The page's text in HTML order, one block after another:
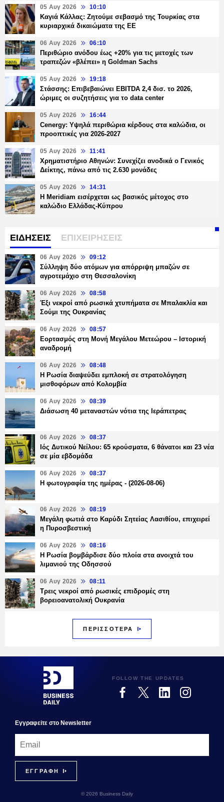
05 Αυγ 2026 10:10
Καγιά Κάλλας: Ζητούμε σεβασμό της Τουρκίας στα
κυριαρχικά δικαιώματα της ΕΕ
06 Αυγ 2026 06:10
Περιθώριο ανόδου έως +20% για τις μετοχές των
τραπεζών «βλέπει» η Goldman Sachs
05 Αυγ 2026 19:18
Στάσσης: Επιβεβαιώνει EBITDA 2,4 δισ. το 2026,
ώριμες οι συζητήσεις για το data center
05 Αυγ 2026 16:44
Cenergy: Υψηλά περιθώρια κέρδους στα καλώδια, οι
προοπτικές για 2026-2027
05 Αυγ 2026 11:41
Χρηματιστήριο Αθηνών: Συνεχίζει ανοδικά ο Γενικός
Δείκτης, πάνω από τις 2.630 μονάδες
05 Αυγ 2026 14:31
Η Meridiam εισέρχεται ως βασικός μέτοχος στο
καλώδιο Ελλάδας-Κύπρου
ΕΙΔΗΣΕΙΣ ΕΠΙΧΕΙΡΗΣΕΙΣ
06 Αυγ 2026 09:12
Σύλληψη δύο ατόμων για απόρριψη μπαζών σε
αγροτεμάχιο στη Θεσσαλονίκη
06 Αυγ 2026 08:58
Έξι νεκροί από ρωσικά χτυπήματα σε Μπαλακλία και
Σούμι της Ουκρανίας
06 Αυγ 2026 08:57
Εορτασμός στη Μονή Μεγάλου Μετεώρου – Ιστορική
αναδρομή
06 Αυγ 2026 08:48
Η Ρωσία διαψεύδει εμπλοκή σε στρατολόγηση
μισθοφόρων από Κολομβία
06 Αυγ 2026 08:39
Διάσωση 40 μεταναστών νότια της Ιεράπετρας
06 Αυγ 2026 08:37
Ιός Δυτικού Νείλου: 65 κρούσματα, 6 θάνατοι και 23 νέα
σε μία εβδομάδα
06 Αυγ 2026 08:37
Η φωτογραφία της ημέρας - (2026-08-06)
06 Αυγ 2026 08:19
Μεγάλη φωτιά στο Καρύδι Σητείας Λασιθίου, επιχειρεί
η Πυροσβεστική
06 Αυγ 2026 08:16
Η Ρωσία βομβάρδισε δύο πλοία στα ανοιχτά του
λιμανιού της Οδησσού
06 Αυγ 2026 08:11
Τρεις νεκροί από ρωσικές επιδρομές στη
βορειοανατολική Ουκρανία
ΠΕΡΙΣΣΟΤΕΡΑ
FOLLOW THE UPDATES
Εγγραφεiτε στο Newsletter
© 2026 Business Daily